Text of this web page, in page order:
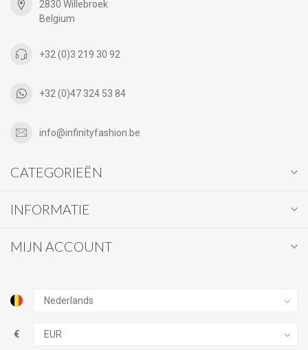
2830 Willebroek
Belgium
+32 (0)3 219 30 92
+32 (0)47 324 53 84
info@infinityfashion.be
CATEGORIEËN
INFORMATIE
MIJN ACCOUNT
€